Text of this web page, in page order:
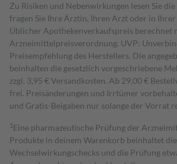
Zu Risiken und Nebenwirkungen lesen Sie
fragen Sie Ihre Ärztin, Ihren Arzt oder in Ihrer
Üblicher Apothekenverkaufspreis berechnet
Arzneimittelpreisverordnung. UVP:
Preisempfehlung des Herstellers. Die
beinhalten die gesetzlich vorgeschriebene
zzgl. 3,95 € Versandkosten. Ab 29,00 €
frei. Preisänderungen und Irrtümer
und Gratis-Beigaben nur solange der Vorrat
1 Eine pharmazeutische Prüfung der
Produkte in deinem Warenkorb beinhaltet
Wechselwirkungschecks und die Prüfung